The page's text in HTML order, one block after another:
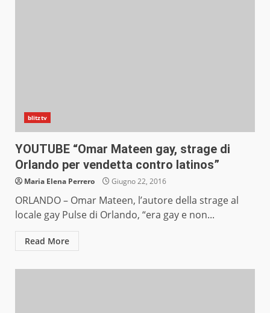
blitztv
YOUTUBE “Omar Mateen gay, strage di
Orlando per vendetta contro latinos”
Maria Elena Perrero Giugno 22, 2016
ORLANDO – Omar Mateen, l’autore della strage al
locale gay Pulse di Orlando, “era gay e non...
Read More